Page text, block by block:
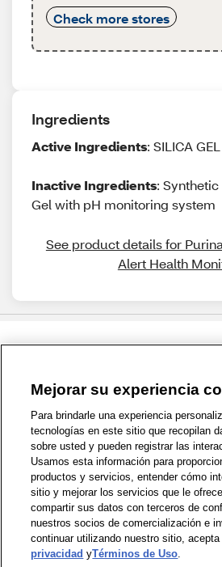
Check more stores
Ingredients
Active Ingredients: SILICA GEL
Inactive Ingredients:
Gel with pH monitoring system
See product details for
Alert Health
1-800-679-9691 | Contáctenos |
Política de Privacidad | WA Privacy
Zona de Bienestar | © 1999 -
Mejorar su experiencia
Para brindarle una experiencia
tecnologías en este sitio que recopilan
sobre usted y pueden registrar las
Usamos esta información para
productos y servicios, entender cómo
sitio y mejorar los servicios que le
compartir sus datos con terceros de
nuestros socios de comercialización e
continuar utilizando nuestro sitio,
privacidad yTérminos de Uso.